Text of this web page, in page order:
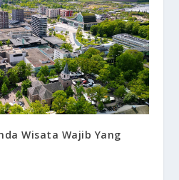
Wisata Wajib Yang